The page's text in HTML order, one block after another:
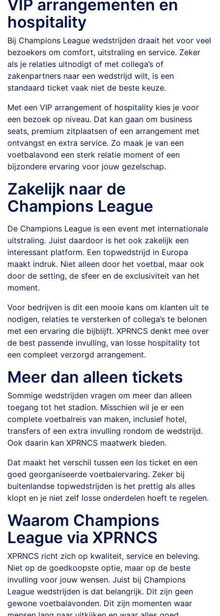
VIP arrangementen en
hospitality
Bij Champions League wedstrijden draait het voor veel
bezoekers om comfort, uitstraling en service. Zeker
als je relaties uitnodigt of met collega’s of
zakenpartners naar een wedstrijd wilt, is een
standaard ticket vaak niet de beste keuze.
Met een VIP arrangement of hospitality kies je voor
een bezoek op niveau. Dat kan gaan om business
seats, premium zitplaatsen of een arrangement met
ontvangst en extra service. Zo maak je van een
voetbalavond een sterk relatie moment of een
bijzondere ervaring voor jouw gezelschap.
Zakelijk naar de
Champions League
De Champions League is een event met internationale
uitstraling. Juist daardoor is het ook zakelijk een
interessant platform. Een topwedstrijd in Europa
maakt indruk. Niet alleen door het voetbal, maar ook
door de setting, de sfeer en de exclusiviteit van het
moment.
Voor bedrijven is dit een mooie kans om klanten uit te
nodigen, relaties te versterken of collega’s te belonen
met een ervaring die bijblijft. XPRNCS denkt mee over
de best passende invulling, van losse hospitality tot
een compleet verzorgd arrangement.
Meer dan alleen tickets
Sommige wedstrijden vragen om meer dan alleen
toegang tot het stadion. Misschien wil je er een
complete voetbalreis van maken, inclusief hotel,
transfers of een extra invulling rondom de wedstrijd.
Ook daarin kan XPRNCS maatwerk bieden.
Dat maakt het verschil tussen een los ticket en een
goed georganiseerde voetbalervaring. Zeker bij
buitenlandse topwedstrijden is het prettig als alles
klopt en je niet zelf losse onderdelen hoeft te regelen.
Waarom Champions
League via XPRNCS
XPRNCS richt zich op kwaliteit, service en beleving.
Niet op de goedkoopste optie, maar op de beste
invulling voor jouw wensen. Juist bij Champions
League wedstrijden is dat belangrijk. Dit zijn geen
gewone voetbalavonden. Dit zijn momenten waar